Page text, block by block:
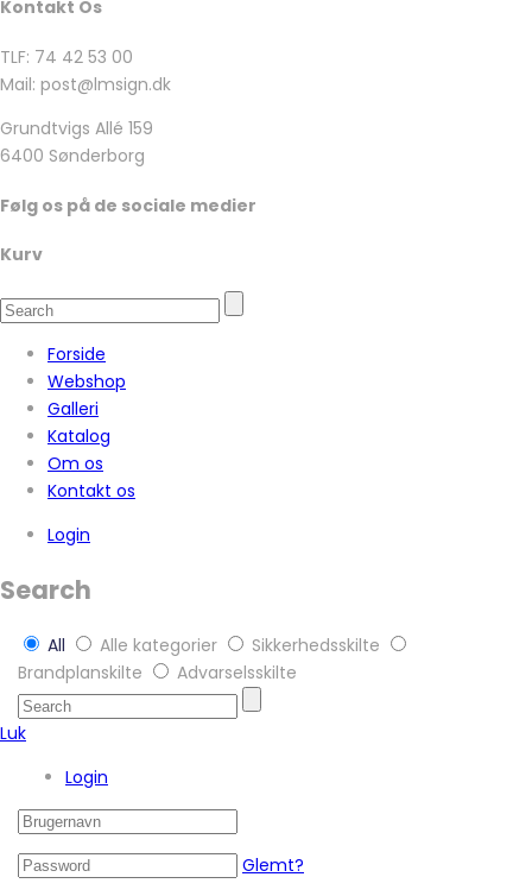
Kontakt Os
TLF: 74 42 53 00
Mail: post@lmsign.dk
Grundtvigs Allé 159
6400 Sønderborg
Følg os på de sociale medier
Kurv
Forside
Webshop
Galleri
Katalog
Om os
Kontakt os
Login
Search
All Alle kategorier
Sikkerhedsskilte
Brandplanskilte
Advarselsskilte
Luk
Login
Glemt?